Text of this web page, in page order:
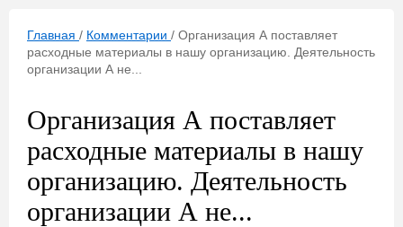
Главная / Комментарии / Организация А поставляет
расходные материалы в нашу организацию. Деятельность
организации А не...
Организация А поставляет
расходные материалы в нашу
организацию. Деятельность
организации А не...